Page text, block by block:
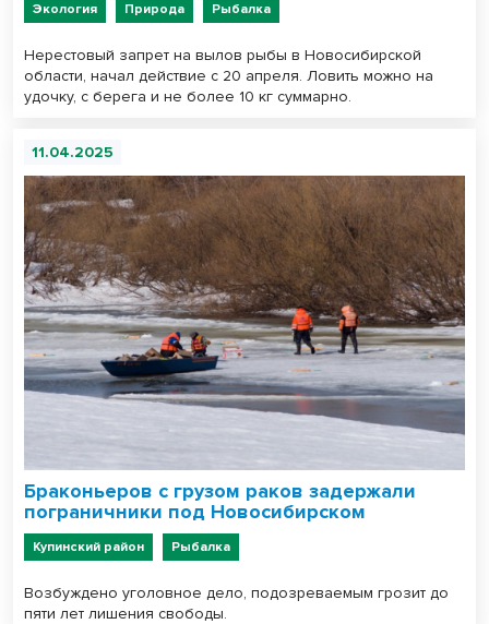
Экология Природа Рыбалка
Нерестовый запрет на вылов рыбы в Новосибирской
области, начал действие с 20 апреля. Ловить можно на
удочку, с берега и не более 10 кг суммарно.
11.04.2025
Браконьеров с грузом раков задержали
пограничники под Новосибирском
Купинский район Рыбалка
Возбуждено уголовное дело, подозреваемым грозит до
пяти лет лишения свободы.